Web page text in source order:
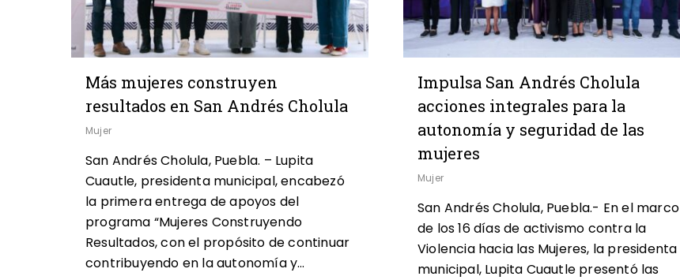
Más mujeres construyen
resultados en San Andrés Cholula
Mujer
San Andrés Cholula, Puebla. – Lupita
Cuautle, presidenta municipal, encabezó
la primera entrega de apoyos del
programa “Mujeres Construyendo
Resultados, con el propósito de continuar
contribuyendo en la autonomía y…
Impulsa San Andrés Cholula
acciones integrales para la
autonomía y seguridad de las
mujeres
Mujer
San Andrés Cholula, Puebla.- En el marco
de los 16 días de activismo contra la
Violencia hacia las Mujeres, la presidenta
municipal, Lupita Cuautle presentó las